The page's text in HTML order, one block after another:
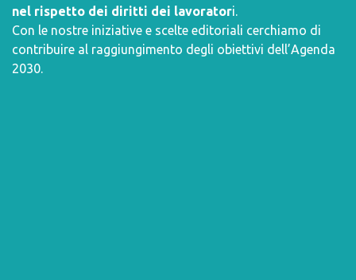
nel rispetto dei diritti dei lavoratori.
Con le nostre iniziative e scelte editoriali cerchiamo di
contribuire al raggiungimento degli obiettivi dell’Agenda
2030